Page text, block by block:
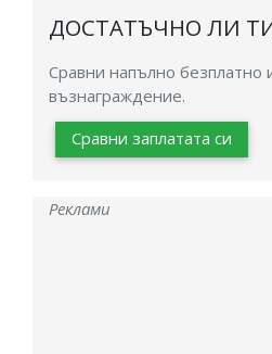
ДОСТАТЪЧНО ЛИ
Сравни напълно безплатно
възнаграждение.
Сравни заплатата си
Реклами